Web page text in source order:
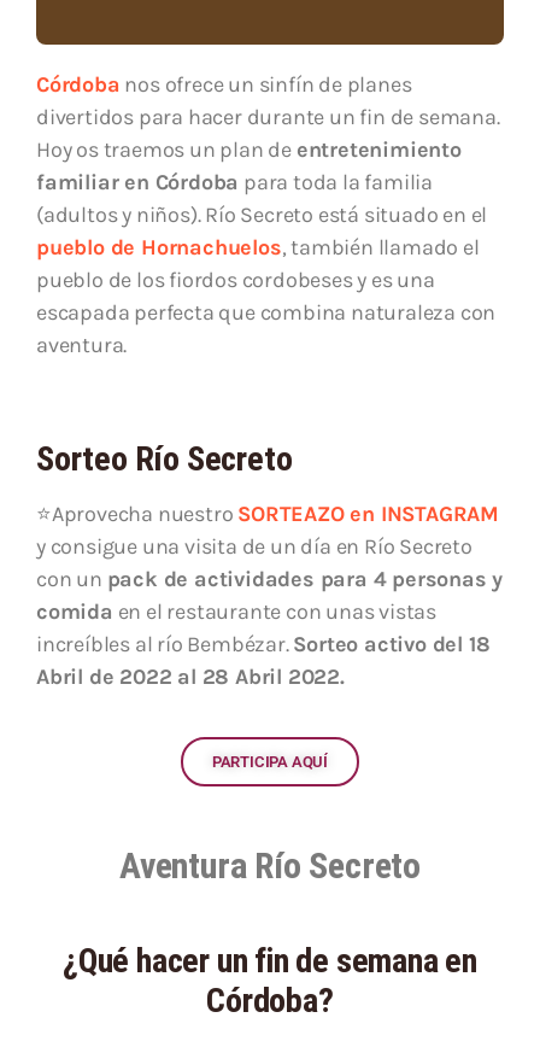
Córdoba nos ofrece un sinfín de planes
divertidos para hacer durante un fin de semana.
Hoy os traemos un plan de entretenimiento
familiaren Córdoba para toda la familia
(adultos y niños). Río Secreto está situado en el
pueblo de Hornachuelos, también llamado el
pueblo de los fiordos cordobeses y es una
escapada perfecta que combina naturaleza con
aventura.
Sorteo Río Secreto
⭐Aprovecha nuestro SORTEAZO en INSTAGRAM
y consigue una visita de un día en Río Secreto
con un pack de actividades para 4 personas y
comida en el restaurante con unas vistas
increíbles al río Bembézar.Sorteo activo del 18
Abril de 2022 al 28 Abril 2022.
PARTICIPA AQUÍ
Aventura Río Secreto
¿Qué hacer un fin de semana en
Córdoba?